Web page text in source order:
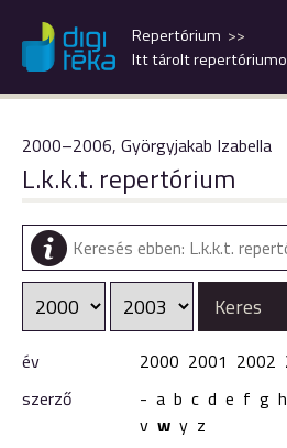
Itt tárolt
Repertórium
2000–2006, Györgyjakab Izabella
L.k.k.t. repertórium
év 2000 2001 2002
szerző
- a b c d e f g h
v w y z